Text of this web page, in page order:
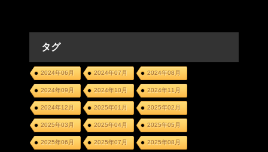
タグ
2024年06月 2024年07月 2024年08月
2024年09月 2024年10月 2024年11月
2024年12月 2025年01月 2025年02月
2025年03月 2025年04月 2025年05月
2025年06月 2025年07月 2025年08月